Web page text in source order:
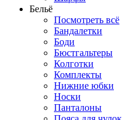
Бельё
Посмотреть всё
Бандалетки
Боди
Бюстгальтеры
Колготки
Комплекты
Нижние юбки
Носки
Панталоны